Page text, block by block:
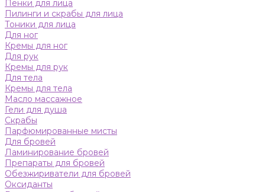
Пенки для лица
Пилинги и скрабы для лица
Тоники для лица
Для ног
Кремы для ног
Для рук
Кремы для рук
Для тела
Кремы для тела
Масло массажное
Гели для душа
Скрабы
Парфюмированные мисты
Для бровей
Ламинирование бровей
Препараты для бровей
Обезжириватели для бровей
Оксиданты